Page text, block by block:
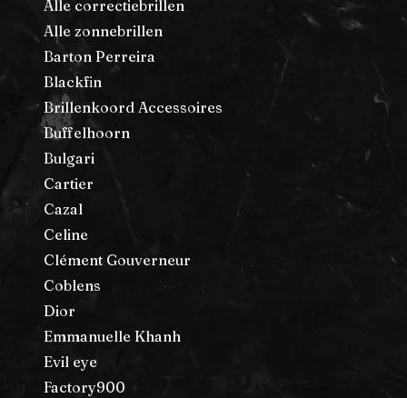
Alle correctiebrillen
Alle zonnebrillen
Barton Perreira
Blackfin
Brillenkoord Accessoires
Buffelhoorn
Bulgari
Cartier
Cazal
Celine
Clément Gouverneur
Coblens
Dior
Emmanuelle Khanh
Evil eye
Factory900